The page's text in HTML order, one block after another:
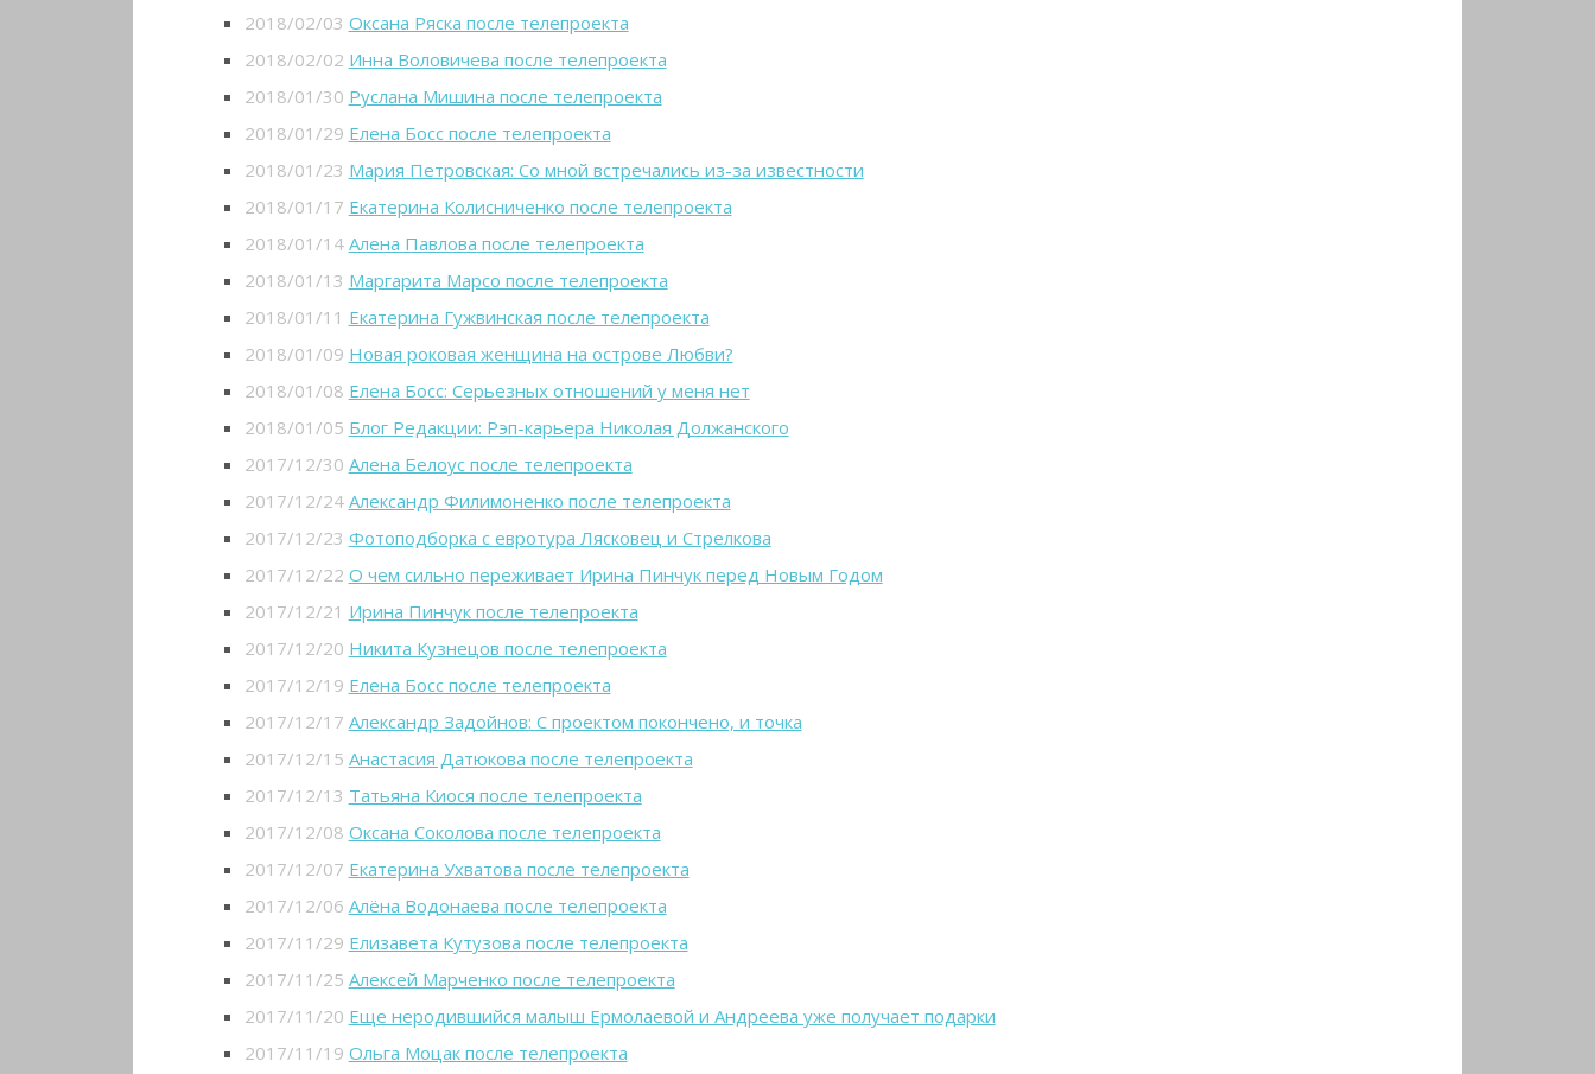
2018/02/03 Оксана Ряска после телепроекта
2018/02/02 Инна Воловичева после телепроекта
2018/01/30 Руслана Мишина после телепроекта
2018/01/29 Елена Босс после телепроекта
2018/01/23 Мария Петровская: Со мной встречались из-за известности
2018/01/17 Екатерина Колисниченко после телепроекта
2018/01/14 Алена Павлова после телепроекта
2018/01/13 Маргарита Марсо после телепроекта
2018/01/11 Екатерина Гужвинская после телепроекта
2018/01/09 Новая роковая женщина на острове Любви?
2018/01/08 Елена Босс: Серьезных отношений у меня нет
2018/01/05 Блог Редакции: Рэп-карьера Николая Должанского
2017/12/30 Алена Белоус после телепроекта
2017/12/24 Александр Филимоненко после телепроекта
2017/12/23 Фотоподборка с евротура Лясковец и Стрелкова
2017/12/22 О чем сильно переживает Ирина Пинчук перед Новым Годом
2017/12/21 Ирина Пинчук после телепроекта
2017/12/20 Никита Кузнецов после телепроекта
2017/12/19 Елена Босс после телепроекта
2017/12/17 Александр Задойнов: С проектом покончено, и точка
2017/12/15 Анастасия Датюкова после телепроекта
2017/12/13 Татьяна Киося после телепроекта
2017/12/08 Оксана Соколова после телепроекта
2017/12/07 Екатерина Ухватова после телепроекта
2017/12/06 Алёна Водонаева после телепроекта
2017/11/29 Елизавета Кутузова после телепроекта
2017/11/25 Алексей Марченко после телепроекта
2017/11/20 Еще неродившийся малыш Ермолаевой и Андреева уже получает подарки
2017/11/19 Ольга Моцак после телепроекта